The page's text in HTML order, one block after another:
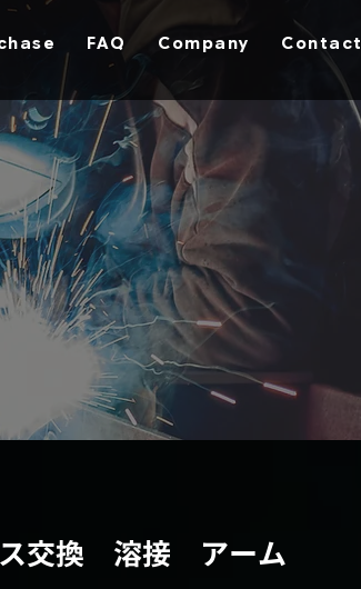
FAQ Company Contact
交換 溶接 アーム